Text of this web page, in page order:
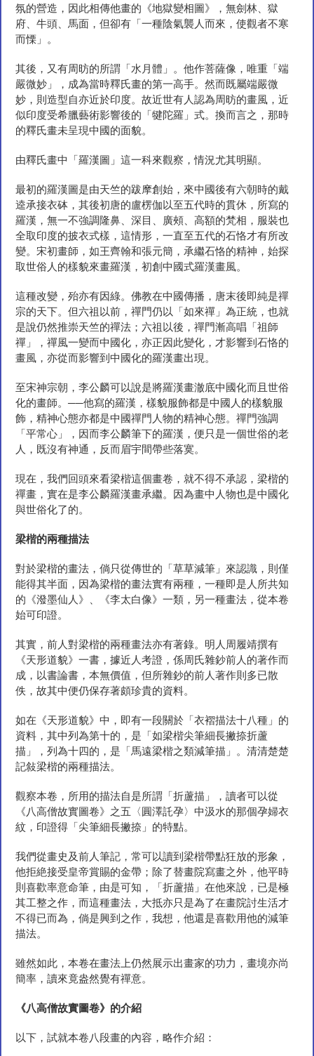
氛的營造，因此相傳他畫的《地獄變相圖》，無劍林、獄
府、牛頭、馬面，但卻有「一種陰氣襲人而來，使觀者不寒
而慄」。
其後，又有周昉的所謂「水月體」。他作菩薩像，唯重「端
嚴微妙」，成為當時釋氏畫的第一高手。然而既屬端嚴微
妙，則造型自亦近於印度。故近世有人認為周昉的畫風，近
似印度受希臘藝術影響後的「犍陀羅」式。換而言之，那時
的釋氏畫未呈現中國的面貌。
由釋氏畫中「羅漢圖」這一科來觀察，情況尤其明顯。
最初的羅漢圖是由天竺的跋摩創始，來中國後有六朝時的戴
逵承接衣砵，其後初唐的盧楞伽以至五代時的貫休，所寫的
羅漢，無一不強調隆鼻、深目、廣頰、高額的梵相，服裝也
全取印度的披衣式樣，這情形，一直至五代的石恪才有所改
變。宋初畫師，如王齊翰和張元簡，承繼石恪的精神，始探
取世俗人的樣貌來畫羅漢，初創中國式羅漢畫風。
這種改變，殆亦有因綠。佛教在中國傳播，唐末後即純是禪
宗的天下。但六祖以前，禪門仍以「如來禪」為正統，也就
是說仍然推崇天竺的禪法；六祖以後，禪門漸高唱「祖師
禪」，禪風一變而中國化，亦正因此變化，才影響到石恪的
畫風，亦從而影響到中國化的羅漢畫出現。
至宋神宗朝，李公麟可以說是將羅漢畫澈底中國化而且世俗
化的畫師。──他寫的羅漢，樣貌服飾都是中國人的樣貌服
飾，精神心態亦都是中國禪門人物的精神心態。禪門強調
「平常心」，因而李公麟筆下的羅漢，便只是一個世俗的老
人，既沒有神通，反而眉宇間帶些落寞。
現在，我們回頭來看梁楷這個畫卷，就不得不承認，梁楷的
禪畫，實在是李公麟羅漢畫承繼。因為畫中人物也是中國化
與世俗化了的。
梁楷的兩種描法
對於梁楷的畫法，倘只從傳世的「草草減筆」來認識，則僅
能得其半面，因為梁楷的畫法實有兩種，一種即是人所共知
的《潑墨仙人》、《李太白像》一類，另一種畫法，從本卷
始可印證。
其實，前人對梁楷的兩種畫法亦有著錄。明人周履靖撰有
《天形道貌》一書，據近人考證，係周氏雜鈔前人的著作而
成，以書論書，本無價值，但所雜鈔的前人著作則多已散
佚，故其中便仍保存著頗珍貴的資料。
如在《天形道貌》中，即有一段關於「衣褶描法十八種」的
資料，其中列為第十的，是「如梁楷尖筆細長撇捺折蘆
描」，列為十四的，是「馬遠梁楷之類減筆描」。清清楚楚
記敍梁楷的兩種描法。
觀察本卷，所用的描法自是所謂「折蘆描」，讀者可以從
《八高僧故實圖卷》之五〈圓澤託孕〉中汲水的那個孕婦衣
紋，印證得「尖筆細長撇捺」的特點。
我們從畫史及前人筆記，常可以讀到梁楷帶點狂放的形象，
他拒絶接受皇帝賞賜的金帶；除了替畫院寫畫之外，他平時
則喜歡率意命筆，由是可知，「折蘆描」在他來說，已是極
其工整之作，而這種畫法，大抵亦只是為了在畫院討生活才
不得已而為，倘是興到之作，我想，他還是喜歡用他的減筆
描法。
雖然如此，本卷在畫法上仍然展示出畫家的功力，畫境亦尚
簡率，讀來竟盎然覺有禪意。
《八高僧故實圖卷》的介紹
以下，試就本卷八段畫的內容，略作介紹：